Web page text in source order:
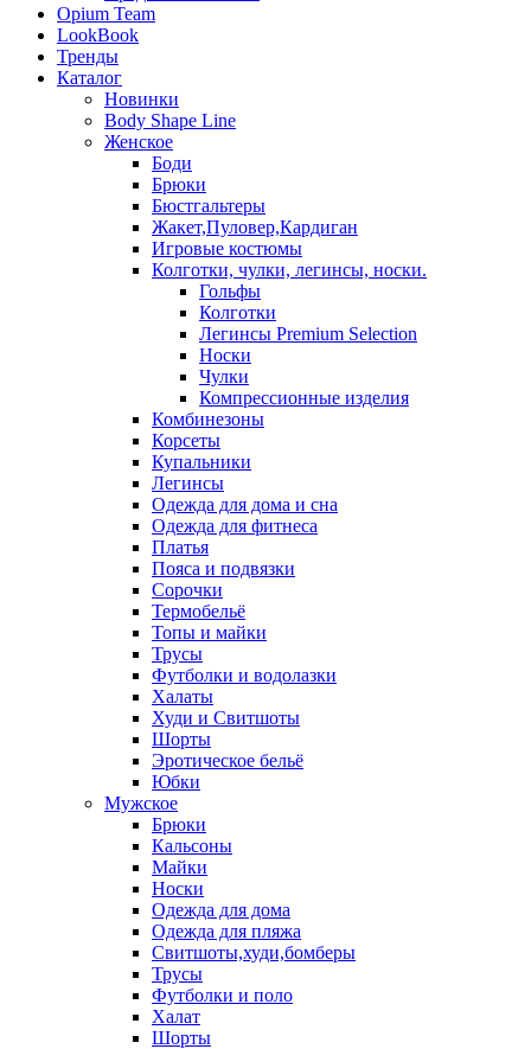
Opium Team
LookBook
Тренды
Каталог
Новинки
Body Shape Line
Женское
Боди
Брюки
Бюстгальтеры
Жакет,Пуловер,Кардиган
Игровые костюмы
Колготки, чулки, легинсы, носки.
Гольфы
Колготки
Легинсы Premium Selection
Носки
Чулки
Компрессионные изделия
Комбинезоны
Корсеты
Купальники
Легинсы
Одежда для дома и сна
Одежда для фитнеса
Платья
Пояса и подвязки
Сорочки
Термобельё
Топы и майки
Трусы
Футболки и водолазки
Халаты
Худи и Свитшоты
Шорты
Эротическое бельё
Юбки
Мужское
Брюки
Кальсоны
Майки
Носки
Одежда для дома
Одежда для пляжа
Свитшоты,худи,бомберы
Трусы
Футболки и поло
Халат
Шорты